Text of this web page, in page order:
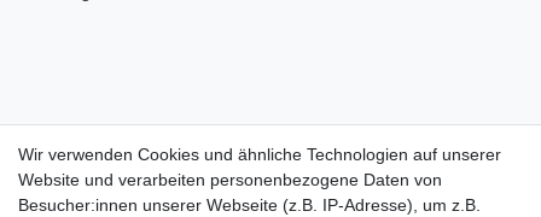
Wir verwenden Cookies und ähnliche Technologien auf unserer
Website und verarbeiten personenbezogene Daten von
Besucher:innen unserer Webseite (z.B. IP-Adresse), um z.B.
Wir verwenden Cookies und ähnliche Technologien auf unserer
Website und verarbeiten personenbezogene Daten von
Besucher:innen unserer Webseite (z.B. IP-Adresse), um z.B.